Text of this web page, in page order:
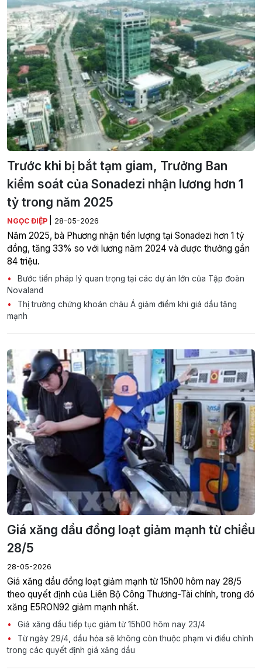
Trước khi bị bắt tạm giam, Trưởng Ban
kiểm soát của Sonadezi nhận lương hơn 1
tỷ trong năm 2025
NGỌC ĐIỆP 28-05-2026
Năm 2025, bà Phương nhận tiền lượng tại Sonadezi hơn 1 tỷ
đồng, tăng 33% so với lương năm 2024 và được thưởng gần
84 triệu.
Bước tiến pháp lý quan trọng tại các dự án lớn của Tập đoàn
Novaland
Thị trường chứng khoán châu Á giảm điểm khi giá dầu tăng
mạnh
Giá xăng dầu đồng loạt giảm mạnh từ chiều
28/5
28-05-2026
Giá xăng dầu đồng loạt giảm mạnh từ 15h00 hôm nay 28/5
theo quyết định của Liên Bộ Công Thương-Tài chính, trong đó
xăng E5RON92 giảm mạnh nhất.
Giá xăng dầu tiếp tục giảm từ 15h00 hôm nay 23/4
Từ ngày 29/4, dầu hỏa sẽ không còn thuộc phạm vi điều chỉnh
trong các quyết định giá xăng dầu